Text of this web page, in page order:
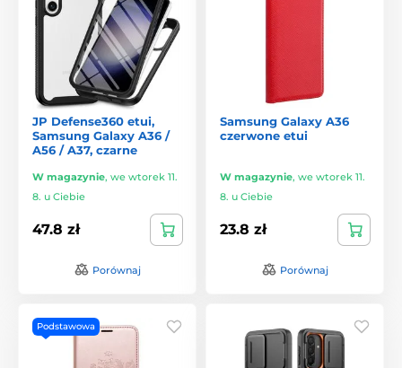
JP Defense360 etui,
Samsung Galaxy A36 /
A56 / A37, czarne
W magazynie, we wtorek 11.
8. u Ciebie
47.8 zł
Porównaj
Samsung Galaxy A36
czerwone etui
W magazynie, we wtorek 11.
8. u Ciebie
23.8 zł
Porównaj
Podstawowa